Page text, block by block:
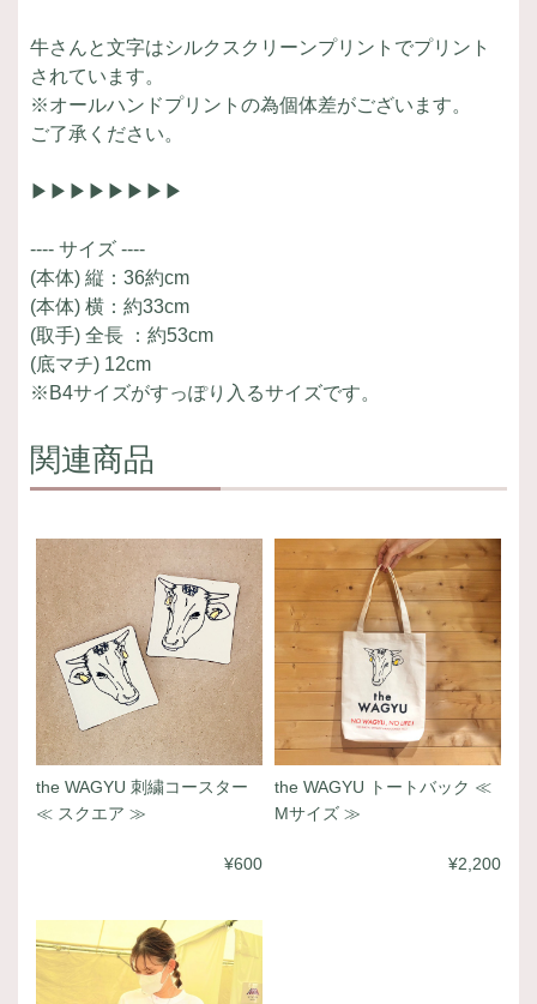
牛さんと文字はシルクスクリーンプリントでプリント
されています。
※オールハンドプリントの為個体差がございます。
ご了承ください。
▶▶▶▶▶▶▶▶
---- サイズ ----
(本体) 縦：36約cm
(本体) 横：約33cm
(取手) 全長 ：約53cm
(底マチ) 12cm
※B4サイズがすっぽり入るサイズです。
関連商品
the WAGYU 刺繍コースター
≪ スクエア ≫
¥600
the WAGYU トートバック ≪
Mサイズ ≫
¥2,200